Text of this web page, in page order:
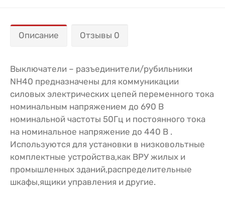
Описание Отзывы 0
Выключатели – разъединители/рубильники
NH40 предназначены для коммуникации
силовых электрических цепей переменного тока
номинальным напряжением до 690 В
номинальной частоты 50Гц и постоянного тока
на номинальное напряжение до 440 В .
Используются для установки в низковольтные
комплектные устройства,как ВРУ жилых и
промышленных зданий,распределительные
шкафы,ящики управления и другие.